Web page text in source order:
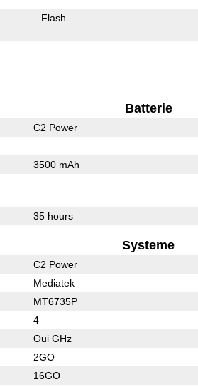
Flash
Batterie
C2 Power
3500 mAh
35 hours
Systeme
C2 Power
Mediatek
MT6735P
4
Oui GHz
2GO
16GO